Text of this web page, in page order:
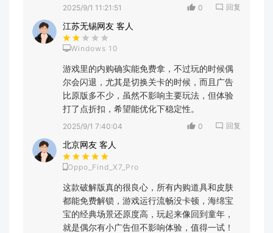
2025/9/1 11:21:51 0 回复
江苏无锡网友 客人
Windows 10
游戏里的内购确实能免费拿，不过玩的时候偶
尔会闪退，尤其是切换关卡的时候，而且广告
比原版多不少，虽然不影响主要玩法，但体验
打了点折扣，希望能优化下稳定性。
2025/9/1 7:40:04 0 回复
北京网友 客人
Oppo_Find_X7_Pro
这款破解版真的很良心，所有内购道具和皮肤
都能免费解锁，游戏运行流畅没卡顿，海绵宝
宝的经典场景还原度高，玩起来像回到童年，
就是偶尔有小广告但不影响体验，值得一试！